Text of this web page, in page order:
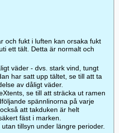
och fukt i luften kan orsaka fukt
ett tält. Detta är normalt och
väder - dvs. stark vind, tungt
har satt upp tältet, se till att ta
av dåligt väder.
se till att sträcka ut ramen
spännlinorna på varje
att takduken är helt
fäst i marken.
tillsyn under längre perioder.